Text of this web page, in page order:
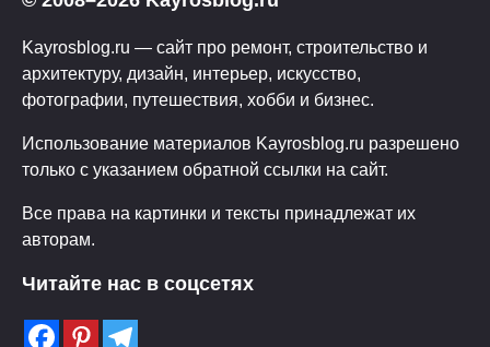
Kayrosblog.ru — сайт про ремонт, строительство и
архитектуру, дизайн, интерьер, искусство,
фотографии, путешествия, хобби и бизнес.
Использование материалов Kayrosblog.ru разрешено
только с указанием обратной ссылки на сайт.
Все права на картинки и тексты принадлежат их
авторам.
Читайте нас в соцсетях